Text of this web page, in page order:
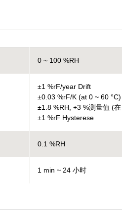
0 ~ 100 %RH
±1 %rF/year Drift
±0.03 %rF/K (at 0 ~ 60 °C)
±1.8 %RH, +3 %测量值 (
±1 %rF Hysterese
0.1 %RH
1 min ~ 24 小时